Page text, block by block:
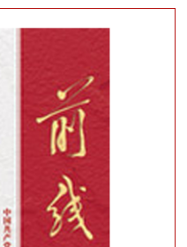
巩固深化“两个全覆盖”
，以优异成绩迎接新中